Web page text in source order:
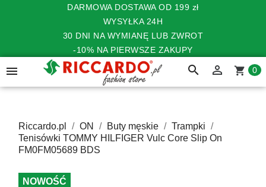
DARMOWA DOSTAWA OD 199 zł
WYSYŁKA 24H
30 DNI NA WYMIANĘ LUB ZWROT
-10% NA PIERWSZE ZAKUPY
 search  shopping_cart 0
Riccardo.pl ON Buty męskie
Trampki
Tenisówki TOMMY HILFIGER Vulc Core Slip On
FM0FM05689 BDS
NOWOŚĆ